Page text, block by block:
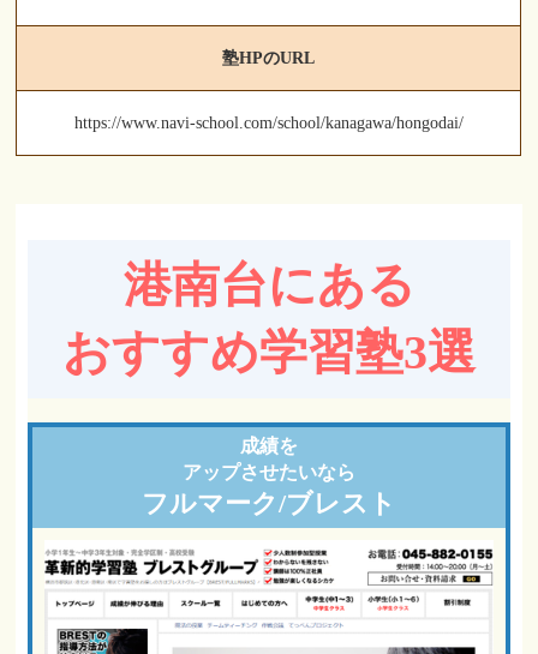
塾HPのURL
https://www.navi-school.com/school/kanagawa/hongodai/
港南台にある
おすすめ学習塾3選
成績を
アップさせたいなら
フルマーク/ブレスト